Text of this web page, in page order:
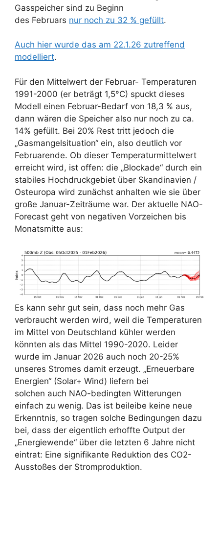
Gasspeicher sind zu Beginn
des Februars nur noch zu 32 % gefüllt.
Auch hier wurde das am 22.1.26 zutreffend
modelliert.
Für den Mittelwert der Februar- Temperaturen
1991-2000 (er beträgt 1,5°C) spuckt dieses
Modell einen Februar-Bedarf von 18,3 % aus,
dann wären die Speicher also nur noch zu ca.
14% gefüllt. Bei 20% Rest tritt jedoch die
„Gasmangelsituation“ ein, also deutlich vor
Februarende. Ob dieser Temperaturmittelwert
erreicht wird, ist offen: die „Blockade“ durch ein
stabiles Hochdruckgebiet über Skandinavien /
Osteuropa wird zunächst anhalten wie sie über
große Januar-Zeiträume war. Der aktuelle NAO-
Forecast geht von negativen Vorzeichen bis
Monatsmitte aus:
Es kann sehr gut sein, dass noch mehr Gas
verbraucht werden wird, weil die Temperaturen
im Mittel von Deutschland kühler werden
könnten als das Mittel 1990-2020. Leider
wurde im Januar 2026 auch noch 20-25%
unseres Stromes damit erzeugt. „Erneuerbare
Energien“ (Solar+ Wind) liefern bei
solchen auch NAO-bedingten Witterungen
einfach zu wenig. Das ist beileibe keine neue
Erkenntnis, so tragen solche Bedingungen dazu
bei, dass der eigentlich erhoffte Output der
„Energiewende“ über die letzten 6 Jahre nicht
eintrat: Eine signifikante Reduktion des CO2-
Ausstoßes der Stromproduktion.